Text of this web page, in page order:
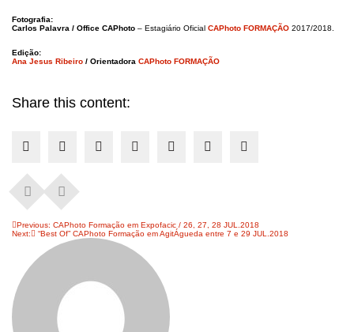
Fotografia:
Carlos Palavra / Office CAPhoto – Estagiário Oficial CAPhoto FORMAÇÃO 2017/2018.
Edição:
Ana Jesus Ribeiro / Orientadora CAPhoto FORMAÇÃO
Share this content:
Navegação
de
artigos
Previous: CAPhoto Formação em Expofacic / 26, 27, 28 JUL.2018
Next:
“Best Of” CAPhoto Formação em AgitÁgueda entre 7 e 29 JUL.2018